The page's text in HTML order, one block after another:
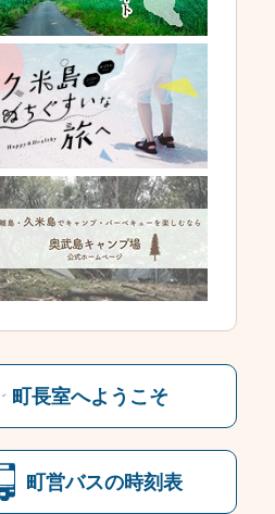
町長室へようこそ
町営バスの時刻表